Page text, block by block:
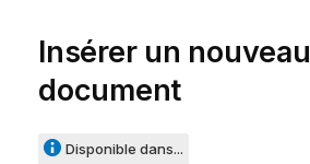
Insérer un nouveau
document
Disponible dans...